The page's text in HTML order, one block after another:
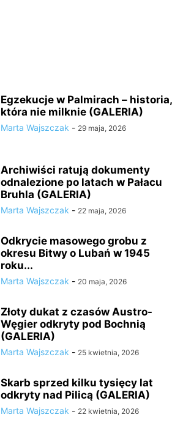
Egzekucje w Palmirach – historia,
która nie milknie (GALERIA)
Marta Wajszczak - 29 maja, 2026
Archiwiści ratują dokumenty
odnalezione po latach w Pałacu
Bruhla (GALERIA)
Marta Wajszczak - 22 maja, 2026
Odkrycie masowego grobu z
okresu Bitwy o Lubań w 1945
roku...
Marta Wajszczak - 20 maja, 2026
Złoty dukat z czasów Austro-
Węgier odkryty pod Bochnią
(GALERIA)
Marta Wajszczak - 25 kwietnia, 2026
Skarb sprzed kilku tysięcy lat
odkryty nad Pilicą (GALERIA)
Marta Wajszczak - 22 kwietnia, 2026